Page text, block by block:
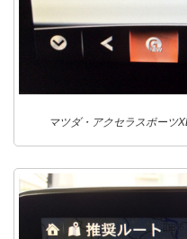
マツダ・アクセラスポー